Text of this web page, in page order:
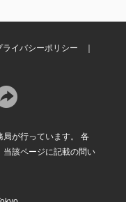
クト>
ライバシーポリシー
が行っています。 各
該ページに記載の問い